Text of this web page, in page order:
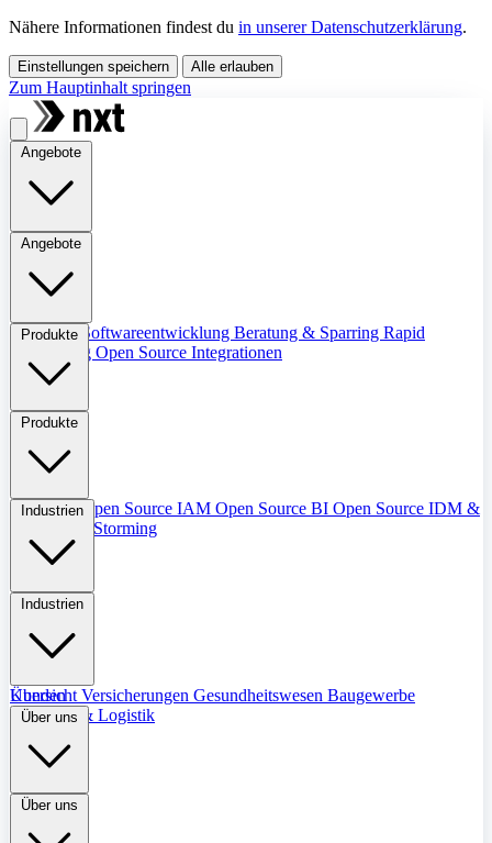
Nähere Informationen findest du in unserer Datenschutzerklärung.
Einstellungen speichern Alle erlauben
Zum Hauptinhalt springen
Angebote
Angebote
Übersicht Softwareentwicklung Beratung & Sparring Rapid
Prototyping Open Source Integrationen
Produkte
Produkte
ÜbersichtOpen Source IAM Open Source BI Open Source IDM &
Event Storming
Industrien
Industrien
Übersicht Versicherungen Gesundheitswesen Baugewerbe
Transport & Logistik
Kunden
Über uns
Über uns